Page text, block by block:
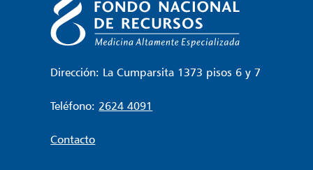
Dirección: La Cumparsita 1373 pisos 6 y 7
Teléfono: 2624 4091
Contacto